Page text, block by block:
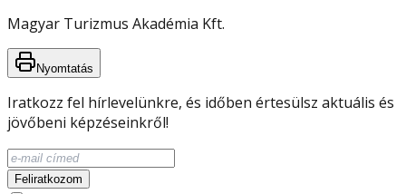
Magyar Turizmus Akadémia Kft.
Nyomtatás
Iratkozz fel hírlevelünkre, és időben értesülsz aktuális és
jövőbeni képzéseinkről!
Feliratkozom